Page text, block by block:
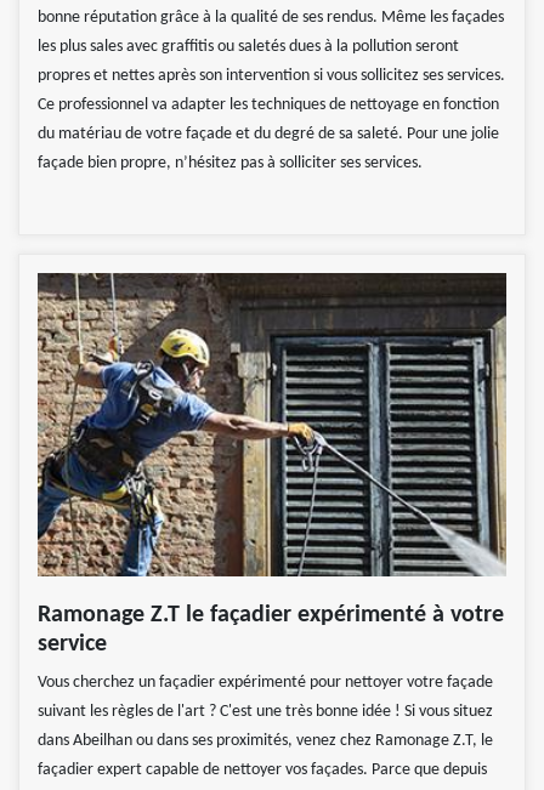
bonne réputation grâce à la qualité de ses rendus. Même les façades
les plus sales avec graffitis ou saletés dues à la pollution seront
propres et nettes après son intervention si vous sollicitez ses services.
Ce professionnel va adapter les techniques de nettoyage en fonction
du matériau de votre façade et du degré de sa saleté. Pour une jolie
façade bien propre, n’hésitez pas à solliciter ses services.
Ramonage Z.T le façadier expérimenté à votre
service
Vous cherchez un façadier expérimenté pour nettoyer votre façade
suivant les règles de l'art ? C'est une très bonne idée ! Si vous situez
dans Abeilhan ou dans ses proximités, venez chez Ramonage Z.T, le
façadier expert capable de nettoyer vos façades. Parce que depuis